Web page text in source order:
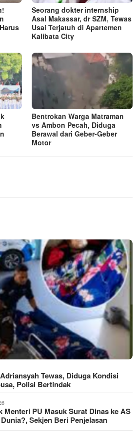
Seorang dokter internship
Asal Makassar, dr SZM, Tewas
Usai Terjatuh di Apartemen
Kalibata City
Bentrokan Warga Matraman
vs Ambon Pecah, Diduga
Berawal dari Geber-Geber
Motor
Tewas, Diduga Kondisi
Polisi Bertindak
Menteri PU Masuk Surat Dinas ke AS
Sekjen Beri Penjelasan